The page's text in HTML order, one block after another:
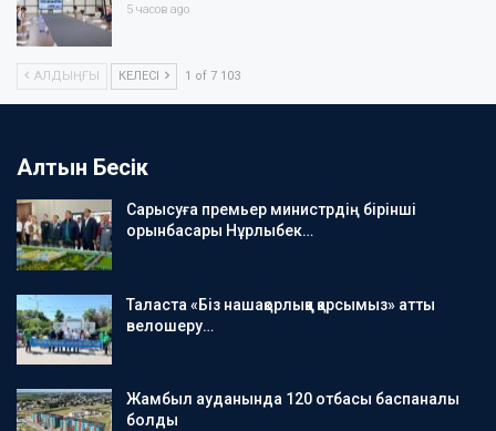
5 часов ago
АЛДЫҢҒЫ КЕЛЕСІ 1 of 7 103
Алтын Бесік
Сарысуға премьер министрдің бірінші
орынбасары Нұрлыбек…
Таласта «Біз нашақорлыққа қарсымыз» атты
велошеру…
Жамбыл ауданында 120 отбасы баспаналы
болды